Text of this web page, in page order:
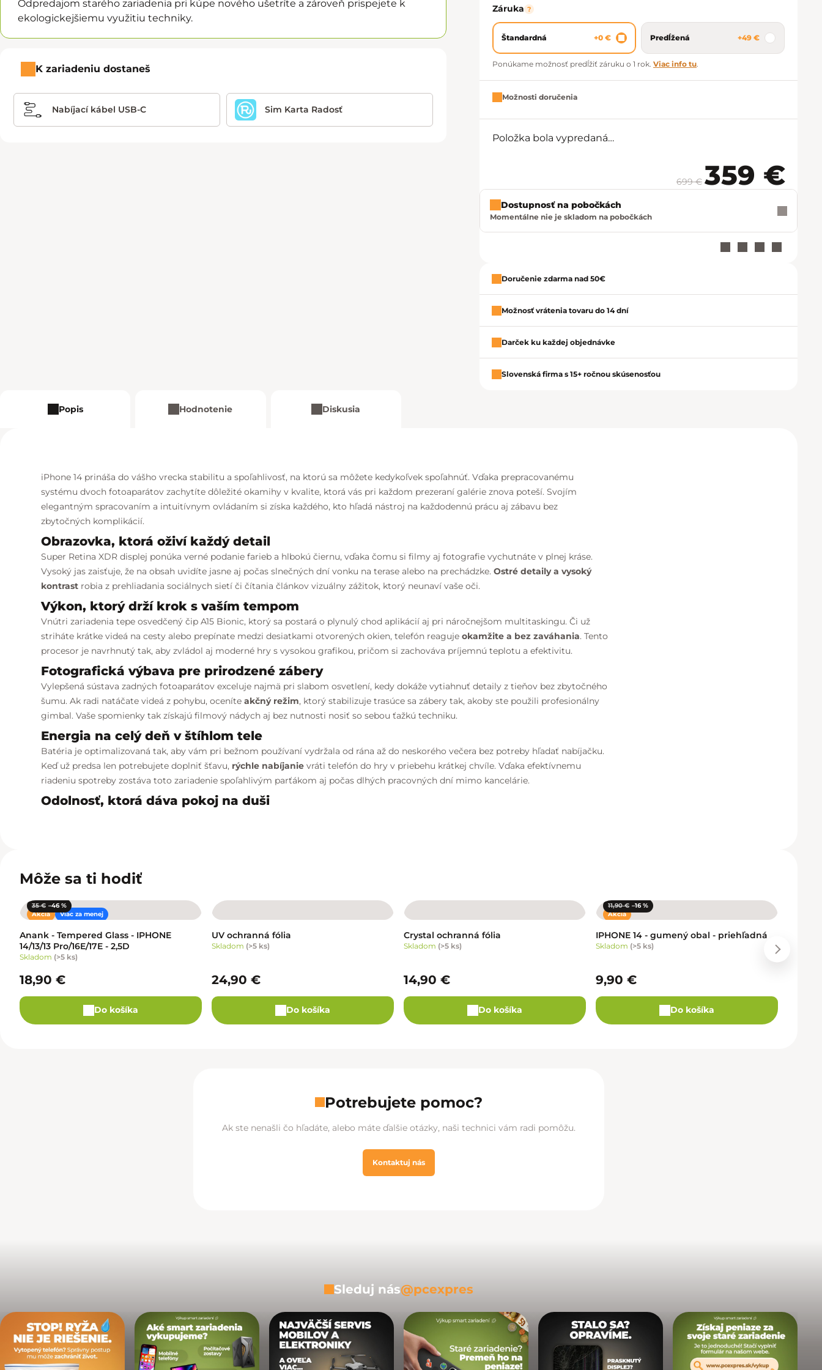
Odpredajom starého zariadenia pri kúpe nového ušetríte a zároveň prispejete k
ekologickejšiemu využitiu techniky.
K zariadeniu dostaneš
Nabíjací kábel USB-C Sim Karta Radosť
Záruka ?
Štandardná +0 € Predĺžená +49 €
Ponúkame možnosť predĺžiť záruku o 1 rok. Viac info tu.
Možnosti doručenia
Položka bola vypredaná…
699 € 359 €
Dostupnosť na pobočkách
Momentálne nie je skladom na pobočkách
Doručenie zdarma nad 50€
Možnosť vrátenia tovaru do 14 dní
Darček ku každej objednávke
Slovenská firma s 15+ ročnou skúsenosťou
Popis Hodnotenie Diskusia
iPhone 14 prináša do vášho vrecka stabilitu a spoľahlivosť, na ktorú sa môžete kedykoľvek spoľahnúť. Vďaka prepracovanému
systému dvoch fotoaparátov zachytíte dôležité okamihy v kvalite, ktorá vás pri každom prezeraní galérie znova poteší. Svojím
elegantným spracovaním a intuitívnym ovládaním si získa každého, kto hľadá nástroj na každodennú prácu aj zábavu bez
zbytočných komplikácií.
Obrazovka, ktorá oživí každý detail
Super Retina XDR displej ponúka verné podanie farieb a hlbokú čiernu, vďaka čomu si filmy aj fotografie vychutnáte v plnej kráse.
Vysoký jas zaisťuje, že na obsah uvidíte jasne aj počas slnečných dní vonku na terase alebo na prechádzke.Ostré detaily a vysoký
kontrast robia z prehliadania sociálnych sietí či čítania článkov vizuálny zážitok, ktorý neunaví vaše oči.
Výkon, ktorý drží krok s vaším tempom
Vnútri zariadenia tepe osvedčený čip A15 Bionic, ktorý sa postará o plynulý chod aplikácií aj pri náročnejšom multitaskingu. Či už
striháte krátke videá na cesty alebo prepínate medzi desiatkami otvorených okien, telefón reagujeokamžite a bez zaváhania. Tento
procesor je navrhnutý tak, aby zvládol aj moderné hry s vysokou grafikou, pričom si zachováva príjemnú teplotu a efektivitu.
Fotografická výbava pre prirodzené zábery
Vylepšená sústava zadných fotoaparátov exceluje najmä pri slabom osvetlení, kedy dokáže vytiahnuť detaily z tieňov bez zbytočného
šumu. Ak radi natáčate videá z pohybu, oceníteakčný režim, ktorý stabilizuje trasúce sa zábery tak, akoby ste použili profesionálny
gimbal. Vaše spomienky tak získajú filmový nádych aj bez nutnosti nosiť so sebou ťažkú techniku.
Energia na celý deň v štíhlom tele
Batéria je optimalizovaná tak, aby vám pri bežnom používaní vydržala od rána až do neskorého večera bez potreby hľadať nabíjačku.
Keď už predsa len potrebujete doplniť šťavu, rýchle nabíjanie vráti telefón do hry v priebehu krátkej chvíle. Vďaka efektívnemu
riadeniu spotreby zostáva toto zariadenie spoľahlivým parťákom aj počas dlhých pracovných dní mimo kancelárie.
Odolnosť, ktorá dáva pokoj na duši
Môže sa ti hodiť
Akcia Viac za menej
35 € –46 %
Anank - Tempered Glass - IPHONE
14/13/13 Pro/16E/17E - 2,5D
Skladom (>5 ks)
18,90 €
Do košíka
UV ochranná fólia
Skladom (>5 ks)
24,90 €
Do košíka
Crystal ochranná fólia
Skladom (>5 ks)
14,90 €
Do košíka
Akcia
11,90 € –16 %
IPHONE 14 - gumený obal - priehľadná
Skladom (>5 ks)
9,90 €
Do košíka
Potrebujete pomoc?
Ak ste nenašli čo hľadáte, alebo máte ďalšie otázky, naši technici vám radi pomôžu.
Kontaktuj nás
Sleduj nás@pcexpres